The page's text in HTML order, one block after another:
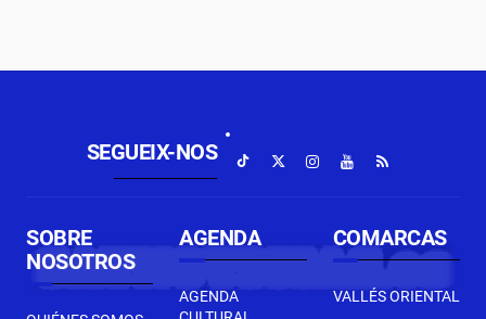
SEGUEIX-NOS
SOBRE
NOSOTROS
AGENDA
AGENDA
COMARCAS
VALLÉS ORIENTAL